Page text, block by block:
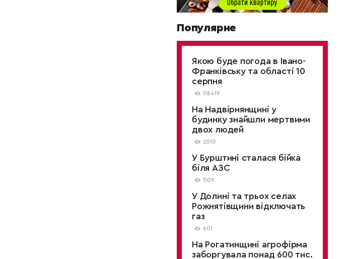
Популярне
Якою буде погода в Івано-
Франківську та області 10
серпня
118419
На Надвірнянщині у
будинку знайшли мертвими
двох людей
2510
У Бурштині сталася бійка
біля АЗС
1109
У Долині та трьох селах
Рожнятівщини відключать
газ
601
На Рогатинщині агрофірма
заборгувала понад 600 тис.